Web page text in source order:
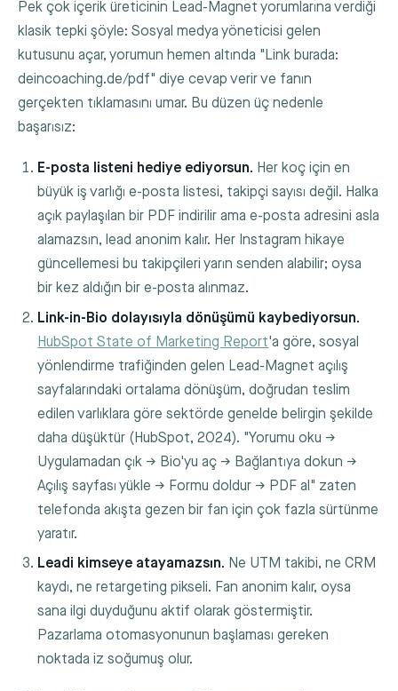
Pek çok içerik üreticinin Lead-Magnet yorumlarına verdiği
klasik tepki şöyle: Sosyal medya yöneticisi gelen
kutusunu açar, yorumun hemen altında "Link burada:
deincoaching.de/pdf" diye cevap verir ve fanın
gerçekten tıklamasını umar. Bu düzen üç nedenle
başarısız:
E-posta listeni hediye ediyorsun. Her koç için en
büyük iş varlığı e-posta listesi, takipçi sayısı değil. Halka
açık paylaşılan bir PDF indirilir ama e-posta adresini asla
alamazsın, lead anonim kalır. Her Instagram hikaye
güncellemesi bu takipçileri yarın senden alabilir; oysa
bir kez aldığın bir e-posta alınmaz.
Link-in-Bio dolayısıyla dönüşümü kaybediyorsun.
HubSpot State of Marketing Report'a göre, sosyal
yönlendirme trafiğinden gelen Lead-Magnet açılış
sayfalarındaki ortalama dönüşüm, doğrudan teslim
edilen varlıklara göre sektörde genelde belirgin şekilde
daha düşüktür (HubSpot, 2024). "Yorumu oku →
Uygulamadan çık → Bio'yu aç → Bağlantıya dokun →
Açılış sayfası yükle → Formu doldur → PDF al" zaten
telefonda akışta gezen bir fan için çok fazla sürtünme
yaratır.
Leadi kimseye atayamazsın. Ne UTM takibi, ne CRM
kaydı, ne retargeting pikseli. Fan anonim kalır, oysa
sana ilgi duyduğunu aktif olarak göstermiştir.
Pazarlama otomasyonunun başlaması gereken
noktada iz soğumuş olur.